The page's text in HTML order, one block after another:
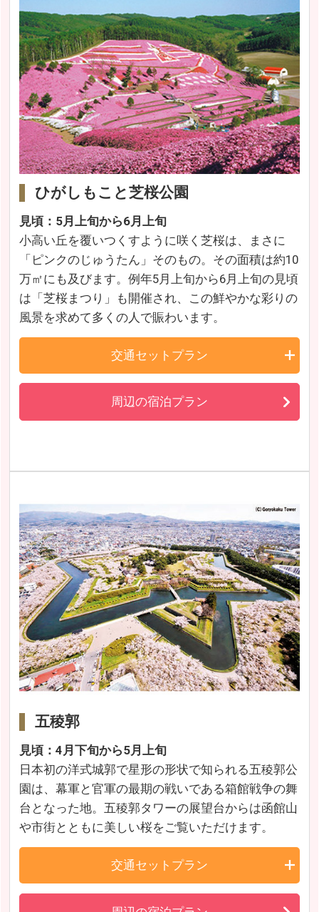
ひがしもこと芝桜公園
見頃：5月上旬から6月上旬
小高い丘を覆いつくすように咲く芝桜は、まさに
「ピンクのじゅうたん」そのもの。その面積は約10
万㎡にも及びます。例年5月上旬から6月上旬の見頃
は「芝桜まつり」も開催され、この鮮やかな彩りの
風景を求めて多くの人で賑わいます。
交通セットプラン
周辺の宿泊プラン
五稜郭
見頃：4月下旬から5月上旬
日本初の洋式城郭で星形の形状で知られる五稜郭公
園は、幕軍と官軍の最期の戦いである箱館戦争の舞
台となった地。五稜郭タワーの展望台からは函館山
や市街とともに美しい桜をご覧いただけます。
交通セットプラン